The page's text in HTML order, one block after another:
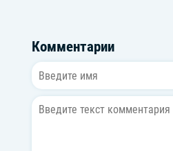
Комментарии